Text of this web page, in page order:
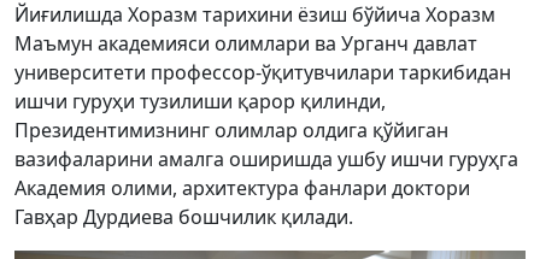
Йиғилишда Хоразм тарихини ёзиш бўйича Хоразм
Маъмун академияси олимлари ва Урганч давлат
университети профессор-ўқитувчилари таркибидан
ишчи гуруҳи тузилиши қарор қилинди,
Президентимизнинг олимлар олдига қўйиган
вазифаларини амалга оширишда ушбу ишчи гуруҳга
Академия олими, архитектура фанлари доктори
Гавҳар Дурдиева бошчилик қилади.